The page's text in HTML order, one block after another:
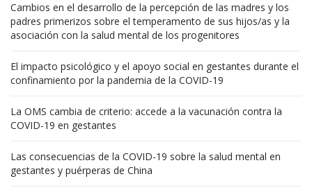
Cambios en el desarrollo de la percepción de las madres y los
padres primerizos sobre el temperamento de sus hijos/as y la
asociación con la salud mental de los progenitores
El impacto psicológico y el apoyo social en gestantes durante el
confinamiento por la pandemia de la COVID-19
La OMS cambia de criterio: accede a la vacunación contra la
COVID-19 en gestantes
Las consecuencias de la COVID-19 sobre la salud mental en
gestantes y puérperas de China